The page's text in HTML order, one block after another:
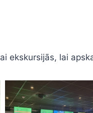
ekskursijās, lai